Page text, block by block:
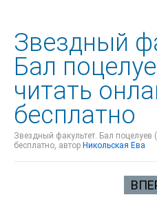
Звездный
Бал
читать
бесплатно
Звездный факультет. Бал поцелуев
бесплатно, автор Никольская Ева